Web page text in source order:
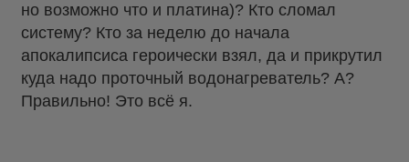
но возможно что и платина)? Кто сломал
систему? Кто за неделю до начала
апокалипсиса героически взял, да и прикрутил
куда надо проточный водонагреватель? А?
Правильно! Это всё я.